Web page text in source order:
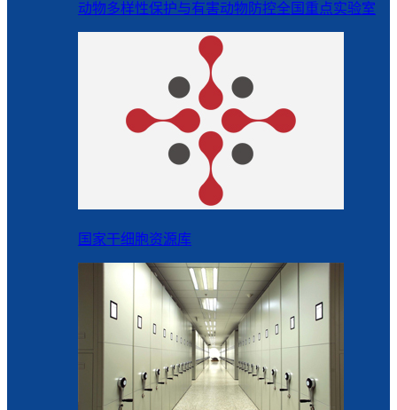
动物多样性保护与有害动物防控全国重点实验室
国家干细胞资源库